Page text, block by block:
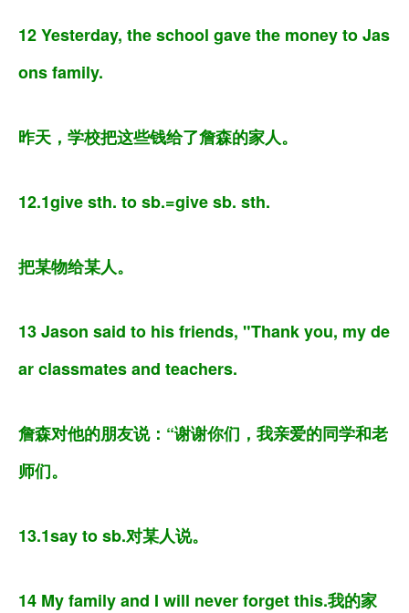
12 Yesterday, the school gave the money to Jas
ons family.
昨天，学校把这些钱给了詹森的家人。
12.1give sth. to sb.=give sb. sth.
把某物给某人。
13 Jason said to his friends, "Thank you, my de
ar classmates and teachers.
詹森对他的朋友说：“谢谢你们，我亲爱的同学和老
师们。
13.1say to sb.对某人说。
14 My family and I will never forget this.我的家